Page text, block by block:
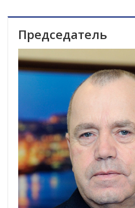
Председатель